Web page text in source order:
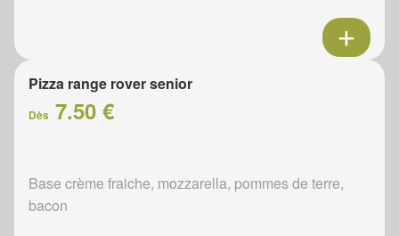
Pizza range rover senior
Dès 7.50 €
Base crème fraiche, mozzarella, pommes de terre,
bacon